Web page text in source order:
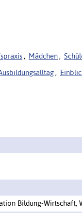
, Mädchen ,
,
Bildung-Wirtschaft,